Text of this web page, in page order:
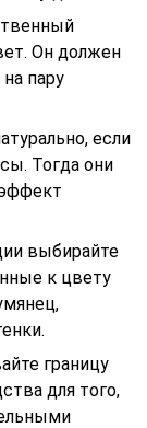
Он должен
пару
если
Тогда они
выбирайте
к цвету
границу
для того,